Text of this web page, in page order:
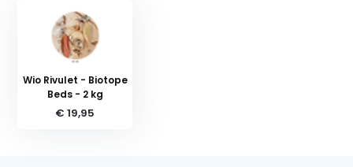
Wio Rivulet - Biotope
Beds - 2 kg
€ 19,95